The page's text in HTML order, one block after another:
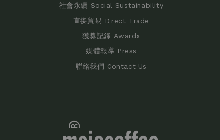
社會永續 Social Sustainability
直接貿易 Direct Trade
獲獎記錄 Awards
媒體報導 Press
聯絡我們 Contact Us